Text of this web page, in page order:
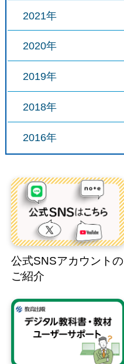
2021年
2020年
2019年
2018年
2016年
公式SNSアカウントの
ご紹介